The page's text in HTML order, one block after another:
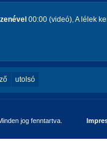
00:00 (videó),A lélek
utolsó
jog fenntartva.